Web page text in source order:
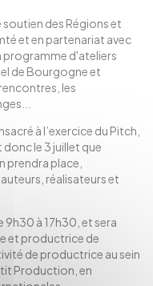
soutien des Régions et
et en partenariat avec
programme d'ateliers
de Bourgogne et
les
à l’exercice du Pitch,
le 3 juillet que
prendra place,
réalisateurs et
9h30 à 17h30, et sera
et productrice de
de productrice au sein
Production, en